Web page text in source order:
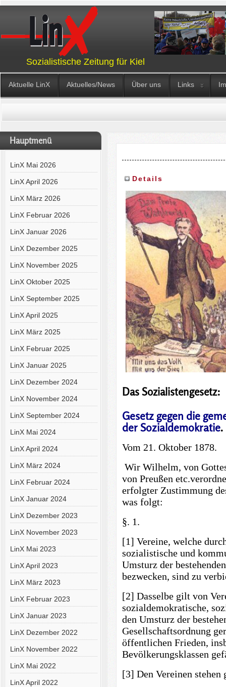
Sozialistische Zeitung für Kiel
Aktuelle LinX Aktuelles/News Über uns Links
Hauptmenü
LinX Mai 2026
LinX April 2026
LinX März 2026
LinX Februar 2026
LinX Januar 2026
LinX Dezember 2025
LinX November 2025
LinX Oktober 2025
LinX September 2025
LinX April 2025
LinX März 2025
LinX Februar 2025
LinX Januar 2025
LinX Dezember 2024
LinX November 2024
LinX September 2024
LinX Mai 2024
LinX April 2024
LinX März 2024
LinX Februar 2024
LinX Januar 2024
LinX Dezember 2023
LinX November 2023
LinX Mai 2023
LinX April 2023
LinX März 2023
LinX Februar 2023
LinX Januar 2023
LinX Dezember 2022
LinX November 2022
LinX Mai 2022
LinX April 2022
Details
Das Sozialistengesetz:
Gesetz gegen die
der Sozialdemokratie.
Vom 21. Oktober 1878.
Wir Wilhelm, von
von Preußen
erfolgter Zustimmung
was folgt:
§. 1.
[1] Vereine, welche
sozialistische und
Umsturz der
bezwecken, sind zu
[2] Dasselbe gilt von
sozialdemokratische,
den Umsturz der
Gesellschaftsordnung
öffentlichen Frieden,
Bevölkerungsklassen
[3] Den Vereinen